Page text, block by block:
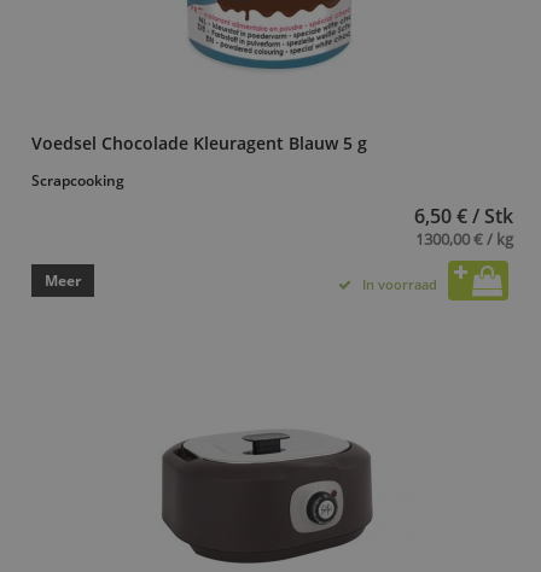
Voedsel Chocolade Kleuragent Blauw 5 g
Scrapcooking
6,50 € / Stk
1300,00 € / kg
Meer In voorraad